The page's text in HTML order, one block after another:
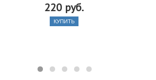
220 руб.
КУПИТЬ